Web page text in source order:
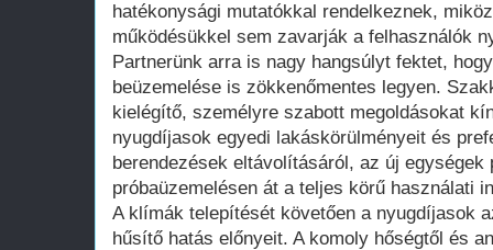
hatékonysági mutatókkal rendelkeznek,
működésükkel sem zavarják a felhasználók
Partnerünk arra is nagy hangsúlyt fektet,
beüzemelése is zökkenőmentes legyen.
kielégítő, személyre szabott megoldásokat
nyugdíjasok egyedi lakáskörülményeit és
berendezések eltávolításáról, az új
próbaüzemelésen át a teljes körű használati
A klímák telepítését követően a nyugdíjasok
hűsítő hatás előnyeit. A komoly hőségtől és